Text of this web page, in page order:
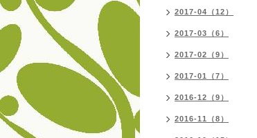
2017-04（12）
2017-03（6）
2017-02（9）
2017-01（7）
2016-12（9）
2016-11（8）